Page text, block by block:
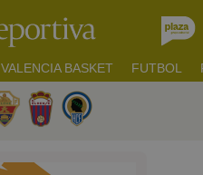
VALENCIA BASKET FUTBOL